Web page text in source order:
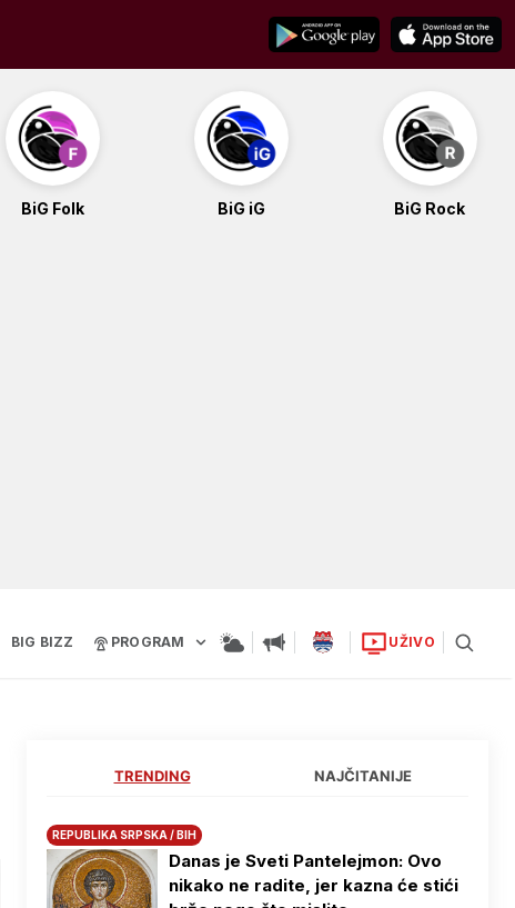
BiG Folk BiG iG BiG Rock
BIG BIZZ PROGRAM UŽIVO
TRENDING NAJČITANIJE
REPUBLIKA SRPSKA / BIH
Danas je Sveti Pantelejmon: Ovo
nikako ne radite, jer kazna će stići